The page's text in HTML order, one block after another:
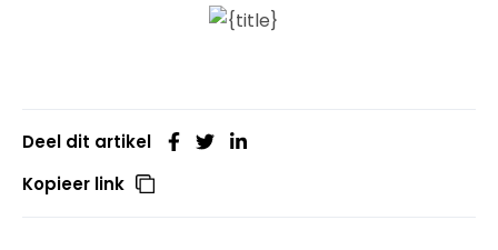
Deel dit artikel
Kopieer link